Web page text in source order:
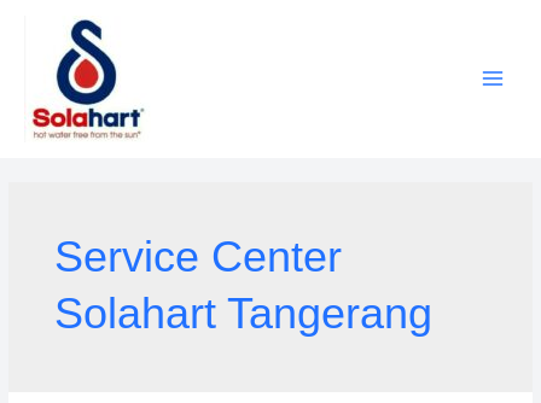
Service Center
Solahart Tangerang